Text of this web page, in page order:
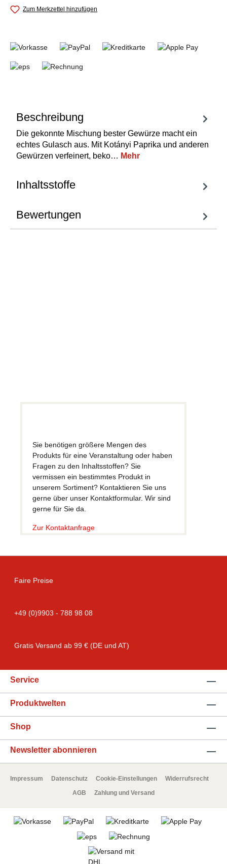
Zum Merkzettel hinzufügen
Beschreibung
Die gekonnte Mischung bester Gewürze macht ein
echtes Gulasch aus. Mit Kotányi Paprika und anderen
Gewürzen verfeinert, beko… Mehr
Inhaltsstoffe
Bewertungen
Sie benötigen größere Mengen des
Produkts für eine Veranstaltung oder haben
Fragen zu den Inhaltsstoffen? Sie
vermissen ein bestimmtes Produkt in
unserem Sortiment? Kontaktieren Sie uns
gerne über unser Kontaktformular. Wir sind
gerne für Sie da.
Zur Kontaktanfrage
Faire Preise
+49 (0)9903 - 788 98 08
Gratis Versand ab 99 € (DE und AT)
Service
Produktwelten
Shop
Newsletter abonnieren
Impressum Datenschutz Cookie-Einstellungen
Widerrufsrecht
AGB
Zahlung und Versand